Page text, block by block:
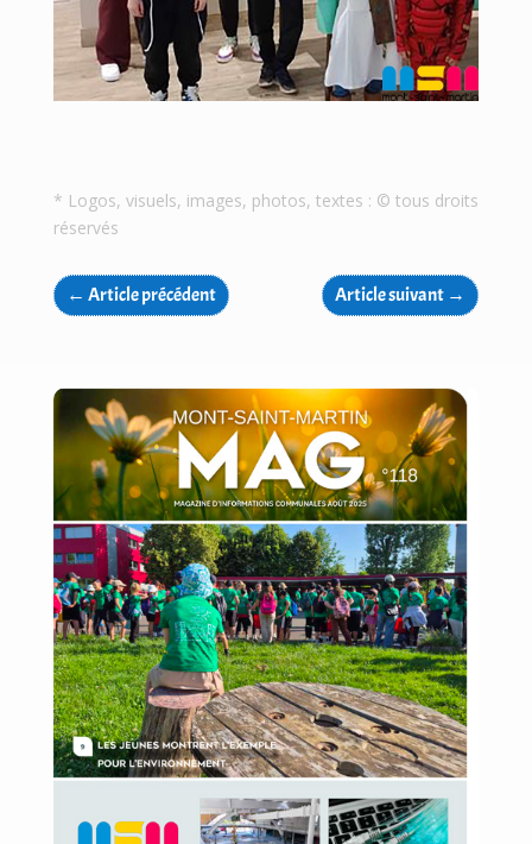
* Logos, visuels, images, photos, textes : © tous droits
réservés
← Article précédent Article suivant →